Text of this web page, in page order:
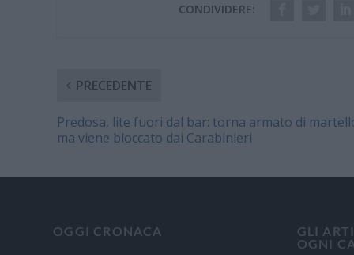
CONDIVIDERE:
PRECEDENTE
Predosa, lite fuori dal bar: torna armato di
ma viene bloccato dai Carabinieri
OGGI CRONACA
GLI
OGNI